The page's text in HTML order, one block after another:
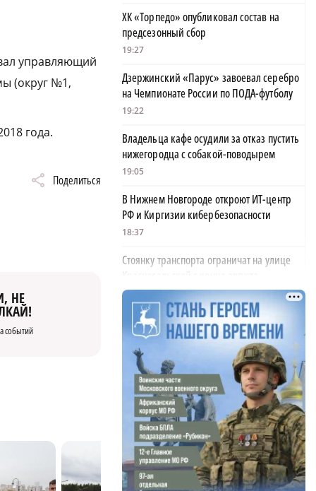
управляющий
(округ №1,
года.
Поделиться
НЕ
событий
ХК «Торпедо» опубликовал состав на
предсезонный сбор
19:27
Дзержинский «Парус» завоевал серебро
на Чемпионате России по ПОДА-футболу
19:22
Владельца кафе осудили за отказ пустить
нижегородца с собакой-поводырем
19:05
В Нижнем Новгороде откроют ИТ-центр
РФ и Киргизии кибербезопасности
18:37
Стоянку транспорта ограничат на улице
Красносельской с конца августа
18:37
Волонтеры обнаружили заброшенный
дом, в котором живет около 20 собак и
щенков
18:02
В Нижегородской области наградили
более 40 организаций к Дню строителя
17:57
Садыр Жапаров и Глеб Никитин провели
рабочую встречу в Киргизии